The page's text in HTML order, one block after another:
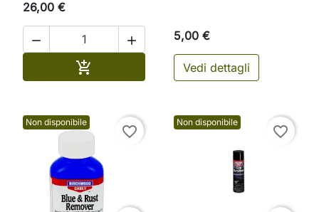
26,00 €
 
 Aggiungi al carrello
5,00 €
Vedi dettagli
Non disponibile
favorite_border
Non disponibile
favorite_border